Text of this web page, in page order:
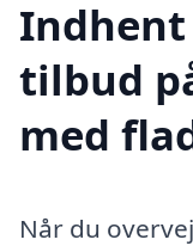
tilbud
med
Når du